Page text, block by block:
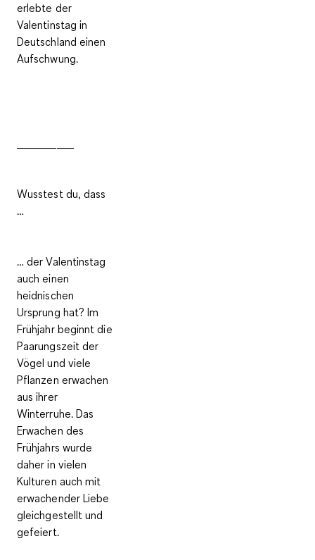
erlebte der
Valentinstag in
Deutschland einen
Aufschwung.
Wusstest du, dass
…
… der Valentinstag
auch einen
heidnischen
Ursprung hat? Im
Frühjahr beginnt die
Paarungszeit der
Vögel und viele
Pflanzen erwachen
aus ihrer
Winterruhe. Das
Erwachen des
Frühjahrs wurde
daher in vielen
Kulturen auch mit
erwachender Liebe
gleichgestellt und
gefeiert.